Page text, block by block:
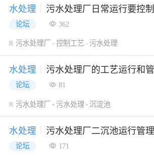
水处理 污水处理厂日常运行要控
论坛 362
污水处理厂 控制工艺 污水处理
水处理 污水处理厂的工艺运行和
论坛 81
污水处理厂 污水处理 沉淀池
水处理 污水处理厂二沉池运行管理
论坛 171